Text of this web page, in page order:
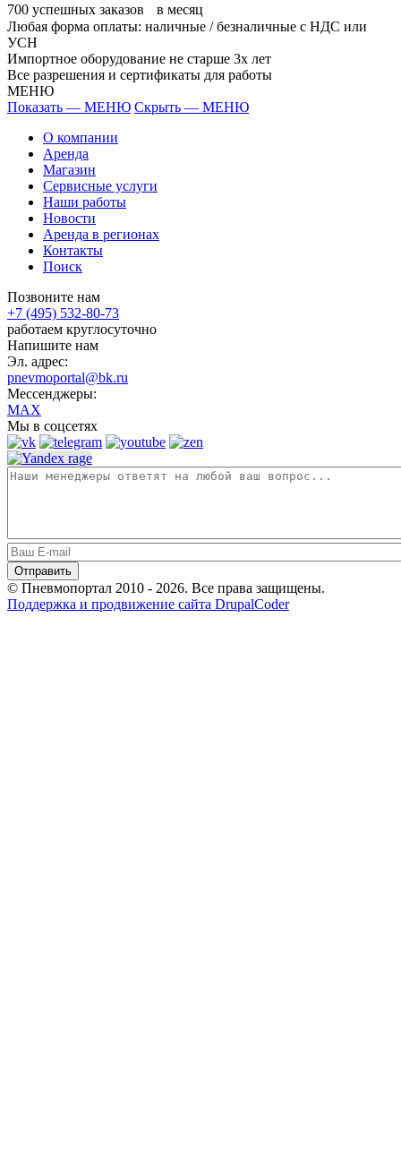
700 успешных заказов в месяц
Любая форма оплаты: наличные / безналичные с НДС или
УСН
Импортное оборудование не старше 3х лет
Все разрешения и сертификаты для работы
МЕНЮ
Показать — МЕНЮ Скрыть — МЕНЮ
О компании
Аренда
Магазин
Сервисные услуги
Наши работы
Новости
Аренда в регионах
Контакты
Поиск
Позвоните нам
+7 (495) 532-80-73
работаем круглосуточно
Напишите нам
Эл. адрес:
pnevmoportal@bk.ru
Мессенджеры:
MAX
Мы в соцсетях
© Пневмопортал 2010 - 2026. Все права защищены.
Поддержка и продвижение сайта DrupalCoder